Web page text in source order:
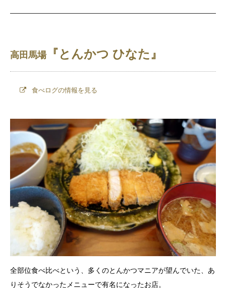
高田馬場『とんかつ ひなた』
食べログの情報を見る
全部位食べ比べという、多くのとんかつマニアが望んでいた、あ
りそうでなかったメニューで有名になったお店。